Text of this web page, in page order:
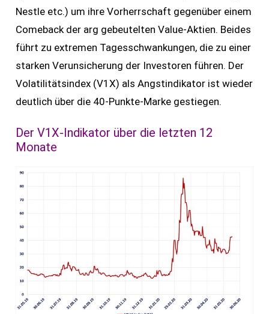
Nestle etc.) um ihre Vorherrschaft gegenüber einem
Comeback der arg gebeutelten Value-Aktien. Beides
führt zu extremen Tagesschwankungen, die zu einer
starken Verunsicherung der Investoren führen. Der
Volatilitätsindex (V1X) als Angstindikator ist wieder
deutlich über die 40-Punkte-Marke gestiegen.
Der V1X-Indikator über die letzten 12
Monate